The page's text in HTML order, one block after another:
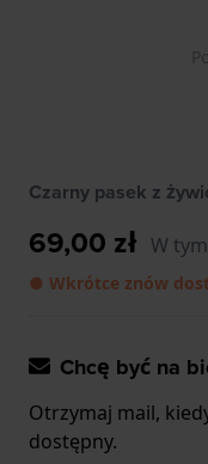
Czarny pasek z
69,00 zł W
● Wkrótce znów
Chcę być na
Otrzymaj mail,
dostępny.